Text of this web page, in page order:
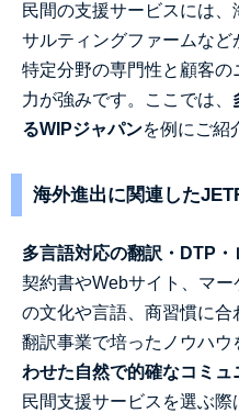
民間の支援サービスには
サルティングファームなど
特定分野の専門性と顧客
力が強みです。ここでは、
るWIPジャパンを例にご紹
海外進出に関連した
多言語対応の翻訳・ DTP
契約書やWebサイト、マ
の文化や言語、商習慣に
翻訳事業で培ったノウハウ
わせた自然で的確なコミュ
民間支援サービスを選ぶ際